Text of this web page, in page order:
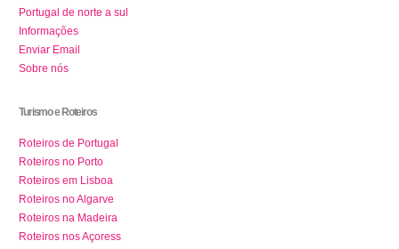
Portugal de norte a sul
Informações
Enviar Email
Sobre nós
Turismo e Roteiros
Roteiros de Portugal
Roteiros no Porto
Roteiros em Lisboa
Roteiros no Algarve
Roteiros na Madeira
Roteiros nos Açoress